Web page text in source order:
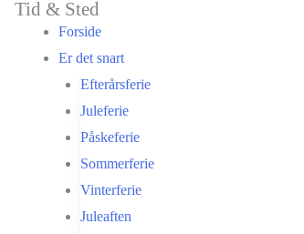
indholdet
Tid & Sted
Forside
Er det snart
Efterårsferie
Juleferie
Påskeferie
Sommerferie
Vinterferie
Juleaften